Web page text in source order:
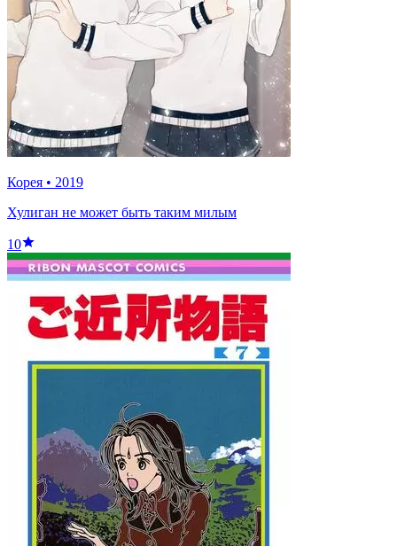
Корея • 2019
Хулиган не может быть таким милым
10